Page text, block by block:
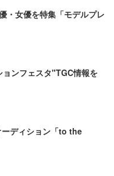
・女優を特集「モデルプレ
ンフェスタ"TGC情報を
ディション「to the